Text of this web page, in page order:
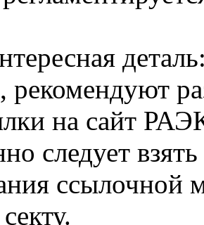
рекомендуют
на сайт
следует
ссылочной